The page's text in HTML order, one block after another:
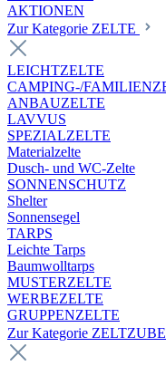
AKTIONEN
Zur Kategorie ZELTE
LEICHTZELTE
CAMPING-/
ANBAUZELTE
LAVVUS
SPEZIALZELTE
Materialzelte
Dusch- und WC-Zelte
SONNENSCHUTZ
Shelter
Sonnensegel
TARPS
Leichte Tarps
Baumwolltarps
MUSTERZELTE
WERBEZELTE
GRUPPENZELTE
Zur Kategorie